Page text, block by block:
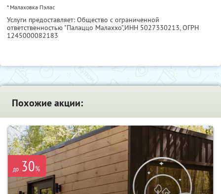
* Малаховка Пэлас
Услуги предоставляет: Общество с ограниченной
ответственностью "Палаццо Малаххо",ИНН 5027330213, ОГРН
1245000082183
Похожие акции:
до 30%